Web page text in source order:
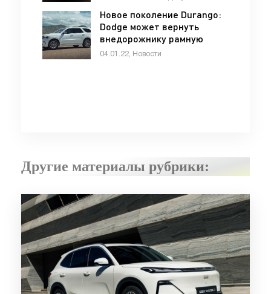
Новое поколение Durango:
Dodge может вернуть
внедорожнику рамную
конструкцию - «Dodge»
04.01.22, Новости
Другие материалы рубрики: